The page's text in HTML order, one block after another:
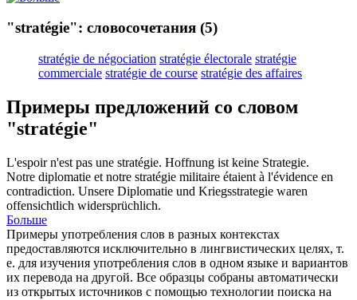
"stratégie": словосочетания (5)
stratégie de négociation stratégie électorale stratégie
commerciale stratégie de course stratégie des affaires
Примеры предложений со словом
"stratégie"
L'espoir n'est pas une stratégie. Hoffnung ist keine Strategie.
Notre diplomatie et notre stratégie militaire étaient à l'évidence en
contradiction. Unsere Diplomatie und Kriegsstrategie waren
offensichtlich widersprüchlich.
Больше
Примеры употребления слов в разных контекстах
предоставляются исключительно в лингвистических целях, т.
е. для изучения употребления слов в одном языке и вариантов
их перевода на другой. Все образцы собраны автоматически
из открытых источников с помощью технологии поиска на